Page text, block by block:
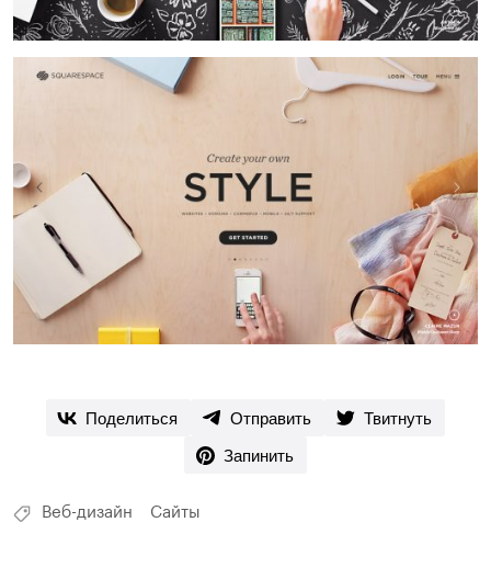
Поделиться Отправить
Твитнуть
Запинить
Веб-дизайн Сайты